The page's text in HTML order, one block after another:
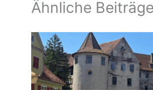
Ähnliche Beiträge